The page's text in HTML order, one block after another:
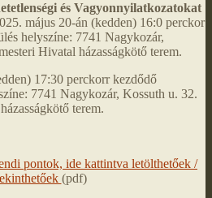
és Vagyonnyilatkozatokat
május 20-án (kedden) 16:0 perckor
helyszíne: 7741 Nagykozár,
Hivatal házasságkötő terem.
17:30 perckorr kezdődő
7741 Nagykozár, Kossuth u. 32.
terem.
pontok, ide kattintva letölthetőek /
(pdf)